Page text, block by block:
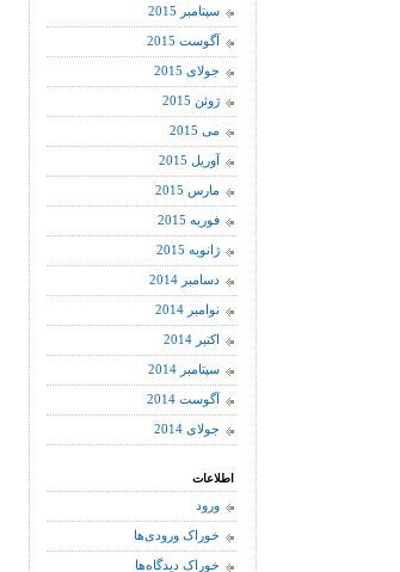
سپتامبر 2015
آگوست 2015
جولای 2015
ژوئن 2015
می 2015
آوریل 2015
مارس 2015
فوریه 2015
ژانویه 2015
دسامبر 2014
نوامبر 2014
اکتبر 2014
سپتامبر 2014
آگوست 2014
جولای 2014
اطلاعات
ورود
خوراک ورودی‌ها
خوراک دیدگاه‌ها